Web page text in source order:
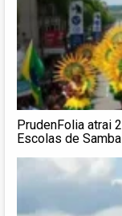
PrudenFolia atrai
Escolas de